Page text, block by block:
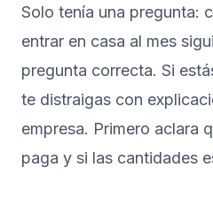
Solo tenía una pregunta:
entrar en casa al mes
pregunta correcta. Si
te distraigas con
empresa. Primero aclara
paga y si las cantidades